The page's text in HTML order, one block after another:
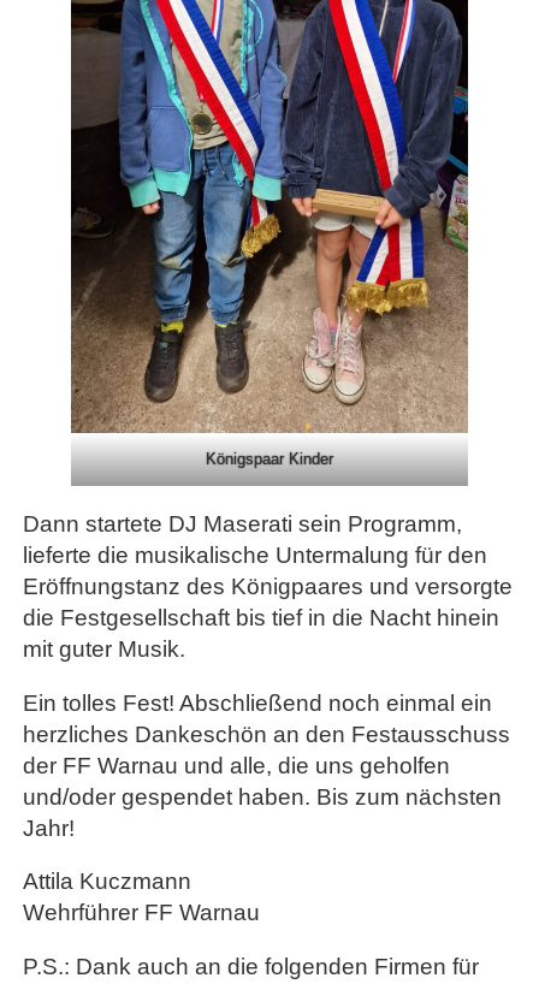
Königspaar Kinder
Dann startete DJ Maserati sein Programm,
lieferte die musikalische Untermalung für den
Eröffnungstanz des Königpaares und versorgte
die Festgesellschaft bis tief in die Nacht hinein
mit guter Musik.
Ein tolles Fest! Abschließend noch einmal ein
herzliches Dankeschön an den Festausschuss
der FF Warnau und alle, die uns geholfen
und/oder gespendet haben. Bis zum nächsten
Jahr!
Attila Kuczmann
Wehrführer FF Warnau
P.S.: Dank auch an die folgenden Firmen für